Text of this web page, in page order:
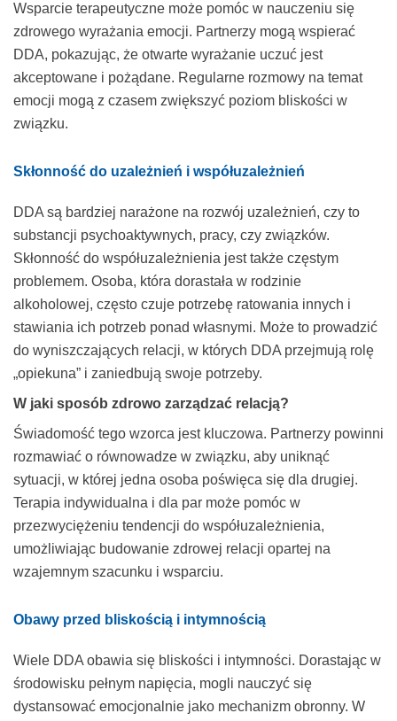
Wsparcie terapeutyczne może pomóc w nauczeniu się
zdrowego wyrażania emocji. Partnerzy mogą wspierać
DDA, pokazując, że otwarte wyrażanie uczuć jest
akceptowane i pożądane. Regularne rozmowy na temat
emocji mogą z czasem zwiększyć poziom bliskości w
związku.
Skłonność do uzależnień i współuzależnień
DDA są bardziej narażone na rozwój uzależnień, czy to
substancji psychoaktywnych, pracy, czy związków.
Skłonność do współuzależnienia jest także częstym
problemem. Osoba, która dorastała w rodzinie
alkoholowej, często czuje potrzebę ratowania innych i
stawiania ich potrzeb ponad własnymi. Może to prowadzić
do wyniszczających relacji, w których DDA przejmują rolę
„opiekuna” i zaniedbują swoje potrzeby.
W jaki sposób zdrowo zarządzać relacją?
Świadomość tego wzorca jest kluczowa. Partnerzy powinni
rozmawiać o równowadze w związku, aby uniknąć
sytuacji, w której jedna osoba poświęca się dla drugiej.
Terapia indywidualna i dla par może pomóc w
przezwyciężeniu tendencji do współuzależnienia,
umożliwiając budowanie zdrowej relacji opartej na
wzajemnym szacunku i wsparciu.
Obawy przed bliskością i intymnością
Wiele DDA obawia się bliskości i intymności. Dorastając w
środowisku pełnym napięcia, mogli nauczyć się
dystansować emocjonalnie jako mechanizm obronny. W